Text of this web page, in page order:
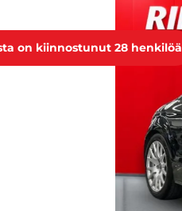
on kiinnostunut 28 henkilöä